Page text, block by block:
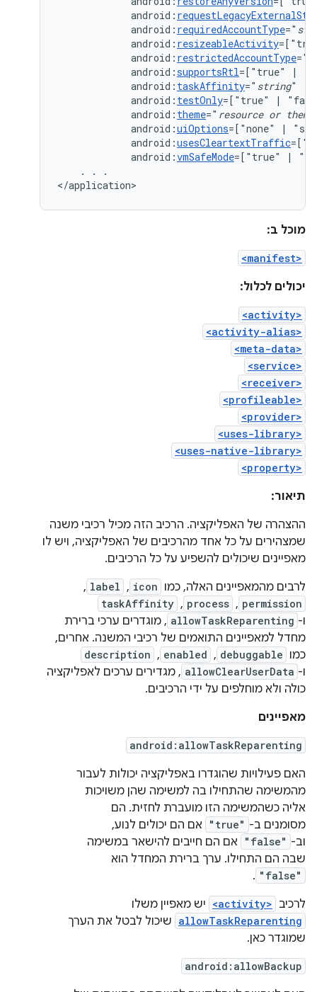
android:
android: requiredAccountType="
android: resizeableActivity
android: restrictedAccountType="
android:supportsRtl=["true"
|
android: taskAffinity=" string
android: testOnly=["true"
|
android: theme=" resource or theme
android:uiOptions=["none"
|
android:usesCleartextTraffic
android:vmSafeMode=["true" |
.
.
.
</application>
מוכל ב:
<manifest>
יכולים לכלול:
<activity>
<activity-alias>
<meta-data>
<service>
<receiver>
<profileable>
<provider>
<uses-library>
<uses-native-library>
<property>
תיאור:
ההצהרה של האפליקציה. הרכיב הזה מכיל רכיבי משנה
שמצהירים על כל אחד מהרכיבים של האפליקציה, ויש לו
מאפיינים שיכולים להשפיע על כל הרכיבים.
לרבים מהמאפיינים האלה, כמו icon
,‏
label
,‏
permission
,‏
process
,‏
taskAffinity
ו- allowTaskReparenting , מוגדרים ערכי ברירת
מחדל למאפיינים התואמים של רכיבי המשנה. אחרים,
כמו debuggable
,
enabled
,
description
ו- allowClearUserData , מגדירים ערכים לאפליקציה
כולה ולא מוחלפים על ידי הרכיבים.
מאפיינים
android:allowTaskReparenting
האם פעילויות שהוגדרו באפליקציה יכולות לעבור
מהמשימה שהתחילו בה למשימה שהן משויכות
אליה כשהמשימה הזו מועברת לחזית. הם
מסומנים ב- "true"
אם הם יכולים לנוע,
וב- "false"
אם הם חייבים להישאר במשימה
שבה הם התחילו. ערך ברירת המחדל הוא
"false"
.
לרכיב <activity> יש מאפיין משלו
allowTaskReparenting שיכול לבטל את הערך
שמוגדר כאן.
android:allowBackup